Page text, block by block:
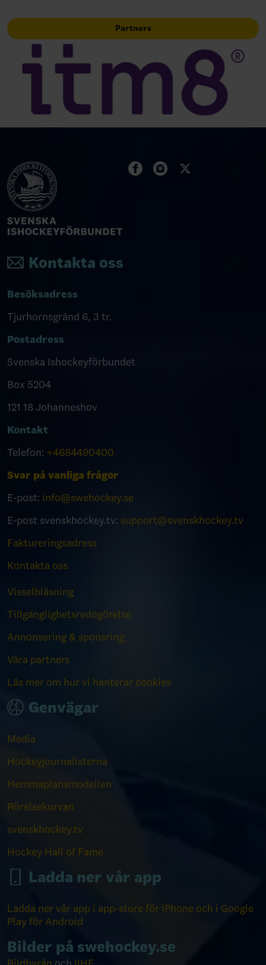
Partners
Kontakta oss
Besöksadress
Tjurhornsgränd 6, 3 tr.
Postadress
Svenska Ishockeyförbundet
Box 5204
121 18 Johanneshov
Kontakt
Telefon: +4684490400
Svar på vanliga frågor
E-post: info@swehockey.se
E-post svenskhockey.tv: support@svenskhockey.tv
Faktureringsadress
Kontakta oss
Visselblåsning
Tillgänglighetsredogörelse
Annonsering & sponsring
Våra partners
Läs mer om hur vi hanterar cookies
Genvägar
Media
Hockeyjournalisterna
Hemmaplansmodellen
Rörelsekurvan
svenskhockey.tv
Hockey Hall of Fame
Ladda ner vår app
Ladda ner vår app i app-store för iPhone och i Google
Play för Android
Bilder på swehockey.se